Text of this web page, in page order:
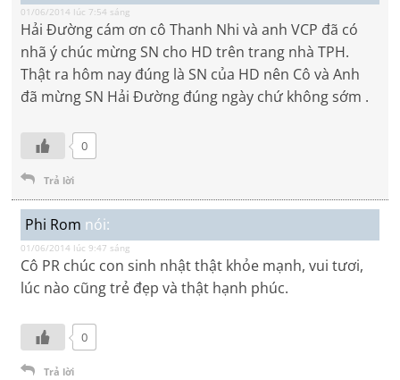
01/06/2014 lúc 7:54 sáng
Hải Đường cám ơn cô Thanh Nhi và anh VCP đã có
nhã ý chúc mừng SN cho HD trên trang nhà TPH.
Thật ra hôm nay đúng là SN của HD nên Cô và Anh
đã mừng SN Hải Đường đúng ngày chứ không sớm .
0
Trả lời
Phi Rom nói:
01/06/2014 lúc 9:47 sáng
Cô PR chúc con sinh nhật thật khỏe mạnh, vui tươi,
lúc nào cũng trẻ đẹp và thật hạnh phúc.
0
Trả lời